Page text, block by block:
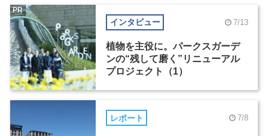
インタビュー 7/13
植物を主役に。パークスガーデ
ンの“残して磨く”リニューアル
プロジェクト（1）
PR
レポート 7/8